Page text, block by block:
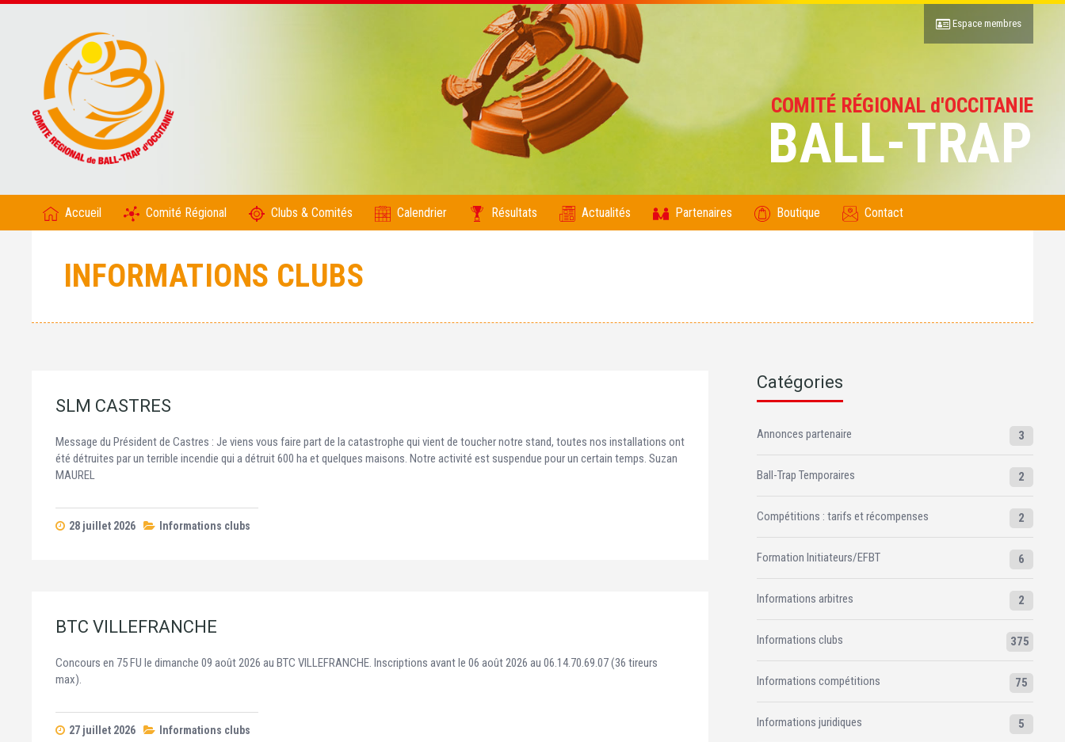
COMITÉ RÉGIONAL d'OCCITANIE
BALL-TRAP
Espace membres
Accueil Comité Régional Clubs & Comités Calendrier Résultats Actualités Partenaires Boutique Contact
INFORMATIONS CLUBS
SLM CASTRES
Message du Président de Castres : Je viens vous faire part de la catastrophe qui vient de toucher notre stand, toutes nos installations ont
été détruites par un terrible incendie qui a détruit 600 ha et quelques maisons. Notre activité est suspendue pour un certain temps. Suzan
MAUREL
28 juillet 2026 Informations clubs
BTC VILLEFRANCHE
Concours en 75 FU le dimanche 09 août 2026 au BTC VILLEFRANCHE. Inscriptions avant le 06 août 2026 au 06.14.70.69.07 (36 tireurs
max).
27 juillet 2026 Informations clubs
Catégories
Annonces partenaire 3
Ball-Trap Temporaires 2
Compétitions : tarifs et récompenses 2
Formation Initiateurs/EFBT 6
Informations arbitres 2
Informations clubs 375
Informations compétitions 75
Informations juridiques 5